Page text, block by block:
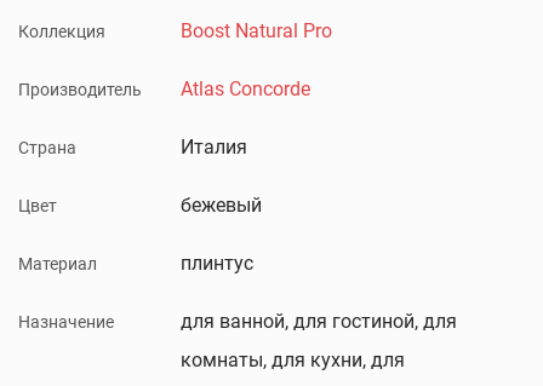
Коллекция Boost Natural Pro
Производитель Atlas Concorde
Страна Италия
Цвет бежевый
Материал плинтус
Назначение
для ванной, для гостиной, для
комнаты, для кухни, для